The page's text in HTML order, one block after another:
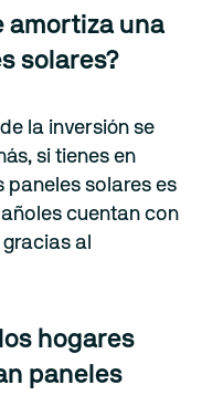
amortiza una
solares?
la inversión se
si tienes en
paneles solares es
cuentan con
al
hogares
paneles